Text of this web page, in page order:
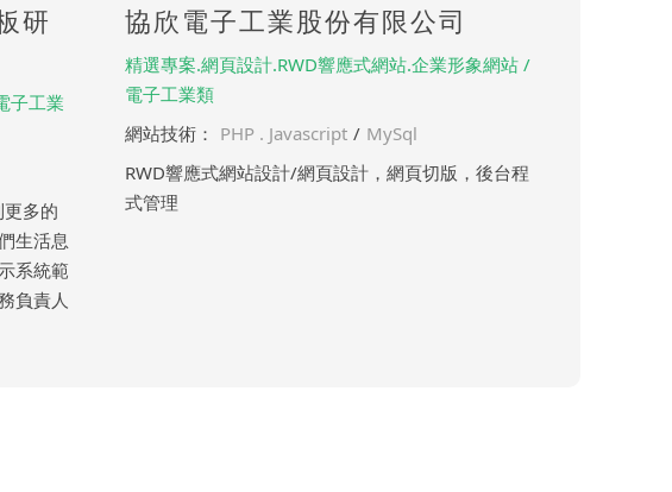
研
子工業
多的
生活息
系統範
負責人
協欣電子工業股份有限公司
精選專案.網頁設計.RWD響應式網站.企業形象網站 /
電子工業類
網站技術： PHP . Javascript / MySql
RWD響應式網站設計/網頁設計，網頁切版，後台程
式管理